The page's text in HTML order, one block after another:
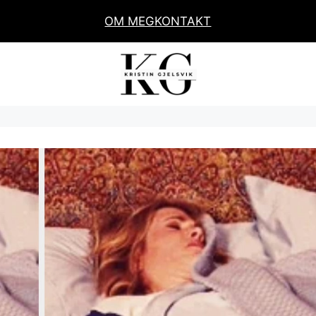
OM MEGKONTAKT